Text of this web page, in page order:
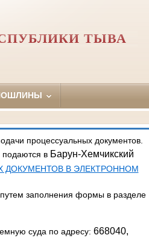
ТЫВА
процессуальных документов.
подаются в Барун-Хемчикский
ДОКУМЕНТОВ В ЭЛЕКТРОННОМ
заполнения формы в разделе
суда по адресу: 668040,